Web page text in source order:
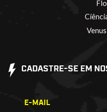
CADASTRE-SE EM
E-MAIL